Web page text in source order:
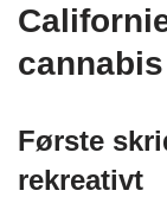
cannabis
Første
rekreativt